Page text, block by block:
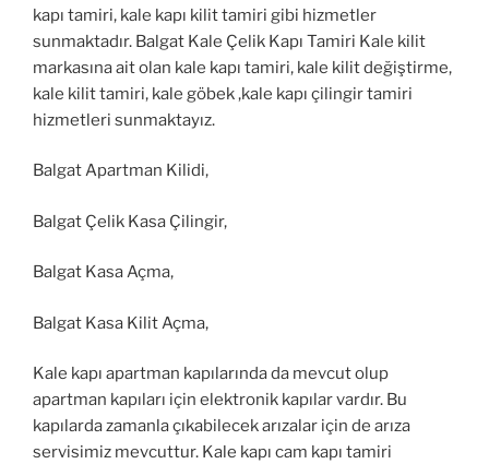
kapı tamiri, kale kapı kilit tamiri gibi hizmetler
sunmaktadır. Balgat Kale Çelik Kapı Tamiri Kale kilit
markasına ait olan kale kapı tamiri, kale kilit değiştirme,
kale kilit tamiri, kale göbek ,kale kapı çilingir tamiri
hizmetleri sunmaktayız.
Balgat Apartman Kilidi,
Balgat Çelik Kasa Çilingir,
Balgat Kasa Açma,
Balgat Kasa Kilit Açma,
Kale kapı apartman kapılarında da mevcut olup
apartman kapıları için elektronik kapılar vardır. Bu
kapılarda zamanla çıkabilecek arızalar için de arıza
servisimiz mevcuttur. Kale kapı cam kapı tamiri